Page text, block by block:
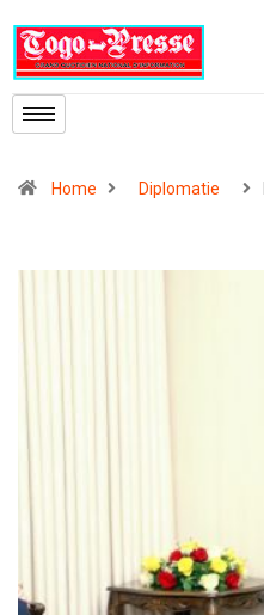
Home Diplomatie